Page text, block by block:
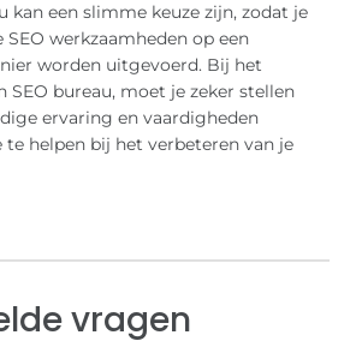
kan een slimme keuze zijn, zodat je
SEO werkzaamheden op een
worden uitgevoerd. Bij het
SEO bureau, moet je zeker stellen
ervaring en vaardigheden
te helpen bij het verbeteren van je
vragen